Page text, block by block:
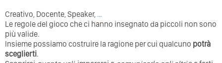
Creativo, Docente, Speaker, …
Le regole del gioco che ci hanno insegnato da piccoli non sono
più valide.
Insieme possiamo costruire la ragione per cui qualcuno potrà
sceglierti.